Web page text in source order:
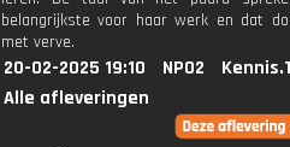
belangrijkste voor haar werk en dat
met verve.
20-02-2025 19:10 NPO2
Alle afleveringen